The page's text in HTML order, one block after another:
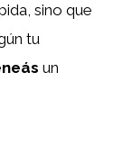
sino que
tu
un